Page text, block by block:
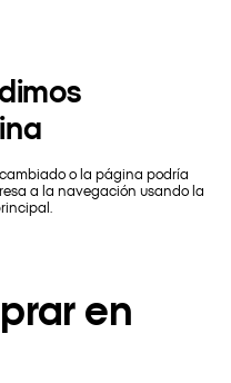
o la página podría
a la navegación usando la
en